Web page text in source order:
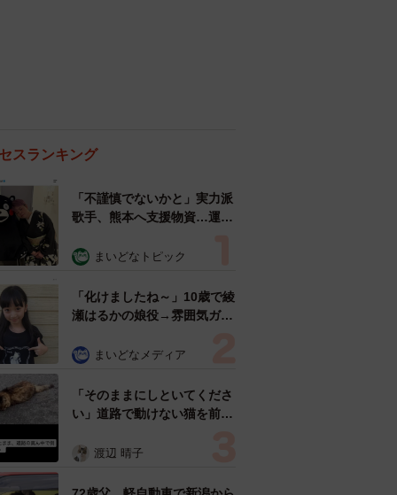
スランキング
「不謹慎でないかと」実力派
歌手、熊本へ支援物資…運搬
めらい 「痛いほど伝わる」
まいどなトピック
「化けましたね～」10歳で綾
瀬はるかの娘役→雰囲気ガラ
雰囲気が」「宝塚に入れそ
まいどなメディア
「そのままにしといてくださ
い」道路で動けない猫を前に
ようとした4日間 「命の重
表の訴え
渡辺 晴子